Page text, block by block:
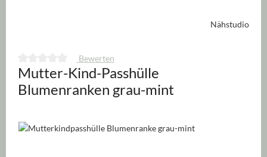
Nähstudio
Durchschnittliche Bewertung von 0 von 5 Sternen
Bewerten
Mutter-Kind-Passhülle
Blumenranken grau-mint
Bildergalerie überspringen